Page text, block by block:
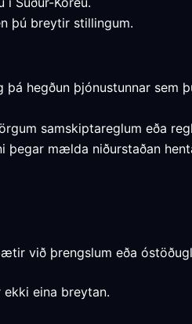
þú breytir stillingum.
hegðun þjónustunnar sem
samskiptareglum eða
þegar mælda niðurstaðan
við þrengslum eða
eina breytan.